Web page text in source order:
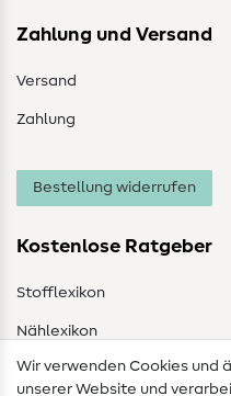
Zahlung und Versand
Versand
Zahlung
Bestellung widerrufen
Kostenlose Ratgeber
Stofflexikon
Nählexikon
Nähanleitungen
Wir verwenden Cookies und
unserer Website und